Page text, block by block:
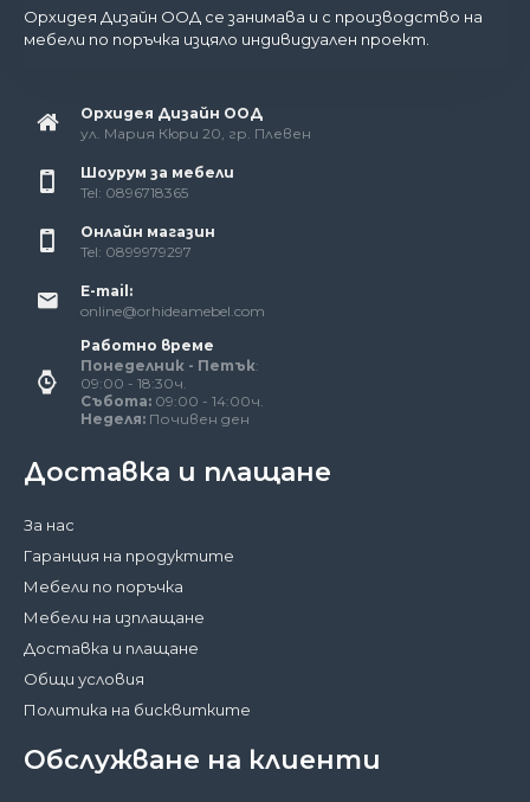
Орхидея Дизайн ООД се занимава и с производство на
мебели по поръчка изцяло индивидуален проект.
Орхидея Дизайн ООД
ул. Мария Кюри 20, гр. Плевен
Шоурум за мебели
Tel: 0896718365
Онлайн магазин
Tel: 0899979297
E-mail:
online@orhideamebel.com
Работно време
Понеделник - Петък:
09:00 - 18:30ч.
Събота: 09:00 - 14:00ч.
Неделя: Почивен ден
Доставка и плащане
За нас
Гаранция на продуктите
Мебели по поръчка
Мебели на изплащане
Доставка и плащане
Общи условия
Политика на бисквитките
Обслужване на клиенти